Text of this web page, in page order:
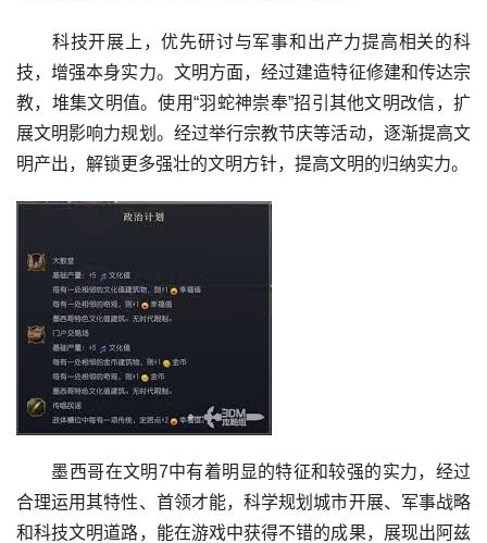
科技开展上，优先研讨与军事和出产力提高相关的科
技，增强本身实力。文明方面，经过建造特征修建和传达宗
教，堆集文明值。使用“羽蛇神崇奉”招引其他文明改信，扩
展文明影响力规划。经过举行宗教节庆等活动，逐渐提高文
明产出，解锁更多强壮的文明方针，提高文明的归纳实力。
墨西哥在文明7中有着明显的特征和较强的实力，经过
合理运用其特性、首领才能，科学规划城市开展、军事战略
和科技文明道路，能在游戏中获得不错的成果，展现出阿兹